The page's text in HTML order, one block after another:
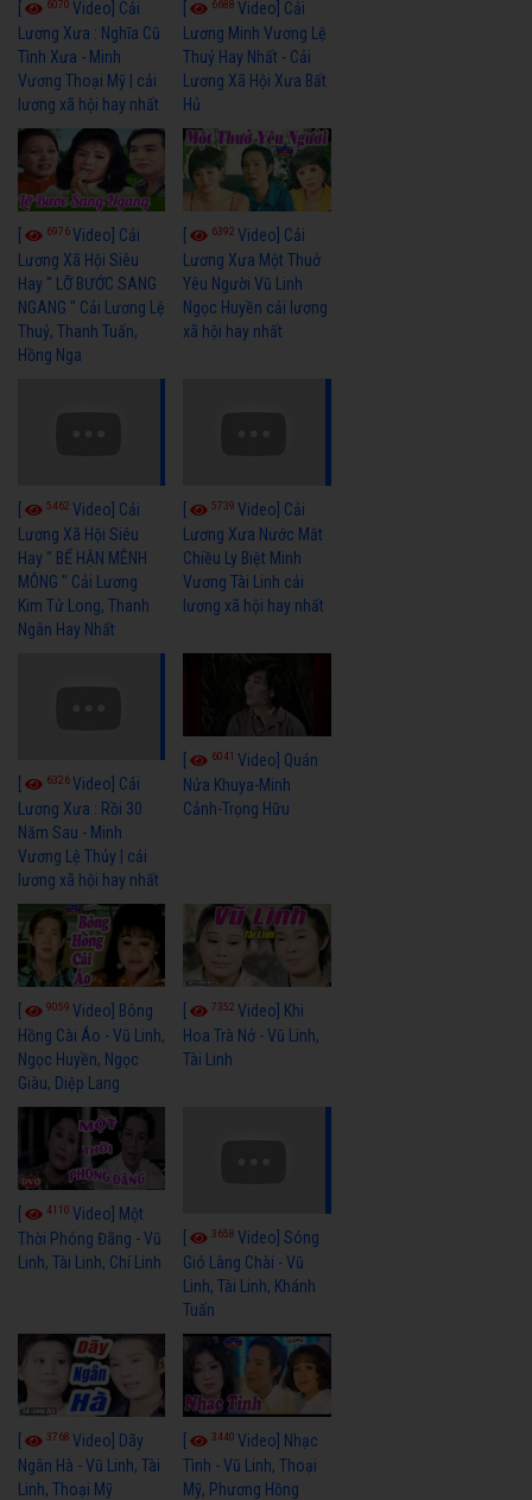
6070 Video] Cải
Lương Xưa : Nghĩa Cũ
Tình Xưa - Minh
Vương Thoại Mỹ | cải
lương xã hội hay nhất
6688Video] Cải
Lương Minh Vương Lệ
Thuỷ Hay Nhất - Cải
Lương Xã Hội Xưa Bất
Hủ
6976Video] Cải
Lương Xã Hội Siêu
Hay " LỠ BƯỚC SANG
NGANG " Cải Lương Lệ
Thuỷ, Thanh Tuấn,
Hồng Nga
6392Video] Cải
Lương Xưa Một Thuở
Yêu Người Vũ Linh
Ngọc Huyền cải lương
xã hội hay nhất
5462 Video] Cải
Lương Xã Hội Siêu
Hay " BỂ HẬN MÊNH
MÔNG " Cải Lương
Kim Tử Long, Thanh
Ngân Hay Nhất
5739Video] Cải
Lương Xưa Nước Mắt
Chiều Ly Biệt Minh
Vương Tài Linh cải
lương xã hội hay nhất
6326Video] Cải
Lương Xưa : Rồi 30
Năm Sau - Minh
Vương Lệ Thủy | cải
lương xã hội hay nhất
6041Video] Quán
Nửa Khuya-Minh
Cảnh-Trọng Hữu
9059 Video] Bông
Hồng Cài Áo - Vũ Linh,
Ngọc Huyền, Ngọc
Giàu, Diệp Lang
7352Video] Khi
Hoa Trà Nở - Vũ Linh,
Tài Linh
4110 Video] Một
Thời Phóng Đãng - Vũ
Linh, Tài Linh, Chí Linh
3658Video] Sóng
Gió Làng Chài - Vũ
Linh, Tài Linh, Khánh
Tuấn
3768 Video] Dãy
Ngân Hà - Vũ Linh, Tài
Linh, Thoại Mỹ
3440Video] Nhạc
Tình - Vũ Linh, Thoại
Mỹ, Phương Hồng